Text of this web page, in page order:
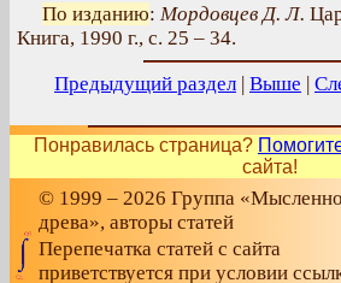
По изданию: Мордовцев Д. Л.
Книга, 1990 г., с. 25 – 34.
Предыдущий раздел | Выше |
Понравилась страница?
сайта!
© 1999 – 2026 Группа
древа», авторы статей
Перепечатка статей с сайта
приветствуется при условии